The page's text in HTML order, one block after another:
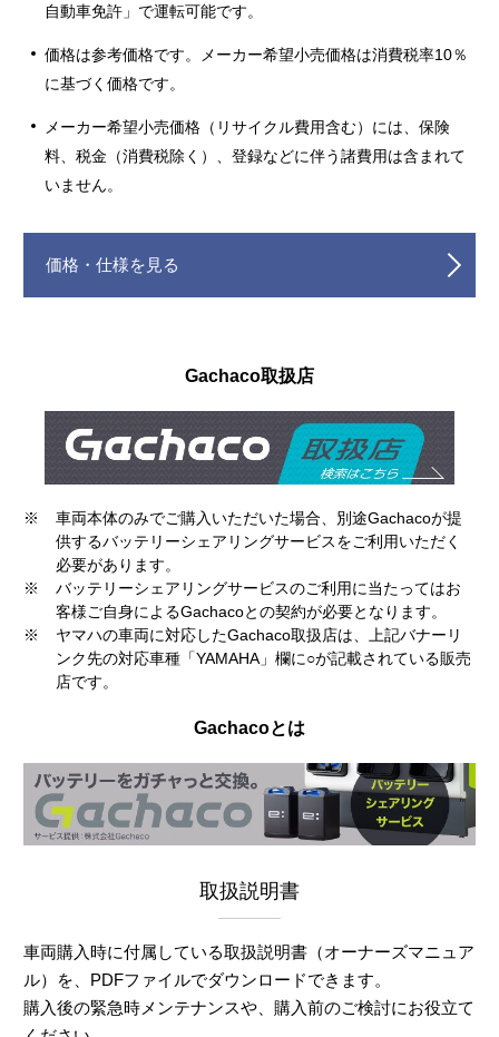
自動車免許」で運転可能です。
価格は参考価格です。メーカー希望小売価格は消費税率10％
に基づく価格です。
メーカー希望小売価格（リサイクル費用含む）には、保険
料、税金（消費税除く）、登録などに伴う諸費用は含まれて
いません。
価格・仕様を見る
Gachaco取扱店
※
車両本体のみでご購入いただいた場合、別途Gachacoが提
供するバッテリーシェアリングサービスをご利用いただく
必要があります。
※
バッテリーシェアリングサービスのご利用に当たってはお
客様ご自身によるGachacoとの契約が必要となります。
※
ヤマハの車両に対応したGachaco取扱店は、上記バナーリ
ンク先の対応車種「YAMAHA」欄に○が記載されている販売
店です。
Gachacoとは
取扱説明書
車両購入時に付属している取扱説明書（オーナーズマニュア
ル）を、PDFファイルでダウンロードできます。
購入後の緊急時メンテナンスや、購入前のご検討にお役立て